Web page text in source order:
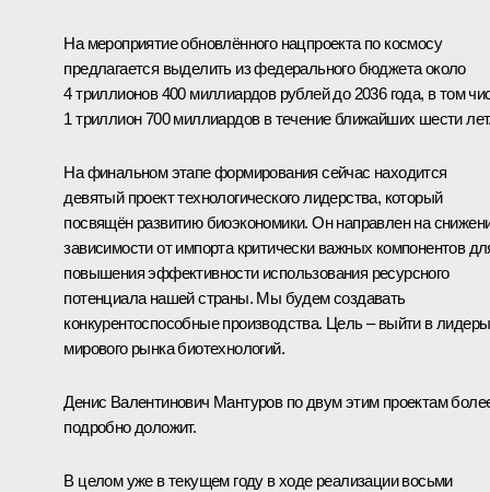
На мероприятие обновлённого нацпроекта по космосу
предлагается выделить из федерального бюджета около
4 триллионов 400 миллиардов рублей до 2036 года, в том
1 триллион 700 миллиардов в течение ближайших шести
На финальном этапе формирования сейчас находится
девятый проект технологического лидерства, который
посвящён развитию биоэкономики. Он направлен на
зависимости от импорта критически важных компонентов
повышения эффективности использования ресурсного
потенциала нашей страны. Мы будем создавать
конкурентоспособные производства. Цель – выйти в лидеры
мирового рынка биотехнологий.
Денис Валентинович Мантуров по двум этим проектам
подробно доложит.
В целом уже в текущем году в ходе реализации восьми